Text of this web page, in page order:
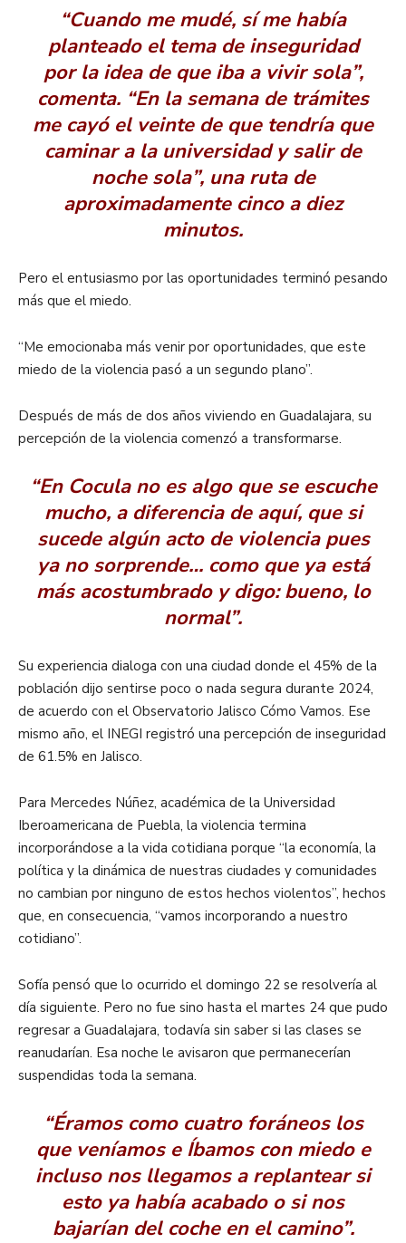
“Cuando me mudé, sí me había
planteado el tema de inseguridad
por la idea de que iba a vivir sola”,
comenta. “En la semana de trámites
me cayó el veinte de que tendría que
caminar a la universidad y salir de
noche sola”, una ruta de
aproximadamente cinco a diez
minutos.
Pero el entusiasmo por las oportunidades terminó pesando
más que el miedo.
“Me emocionaba más venir por oportunidades, que este
miedo de la violencia pasó a un segundo plano”.
Después de más de dos años viviendo en Guadalajara, su
percepción de la violencia comenzó a transformarse.
“En Cocula no es algo que se escuche
mucho, a diferencia de aquí, que si
sucede algún acto de violencia pues
ya no sorprende… como que ya está
más acostumbrado y digo: bueno, lo
normal”.
Su experiencia dialoga con una ciudad donde el 45% de la
población dijo sentirse poco o nada segura durante 2024,
de acuerdo con el Observatorio Jalisco Cómo Vamos. Ese
mismo año, el INEGI registró una percepción de inseguridad
de 61.5% en Jalisco.
Para Mercedes Núñez, académica de la Universidad
Iberoamericana de Puebla, la violencia termina
incorporándose a la vida cotidiana porque “la economía, la
política y la dinámica de nuestras ciudades y comunidades
no cambian por ninguno de estos hechos violentos”, hechos
que, en consecuencia, “vamos incorporando a nuestro
cotidiano”.
Sofía pensó que lo ocurrido el domingo 22 se resolvería al
día siguiente. Pero no fue sino hasta el martes 24 que pudo
regresar a Guadalajara, todavía sin saber si las clases se
reanudarían. Esa noche le avisaron que permanecerían
suspendidas toda la semana.
“Éramos como cuatro foráneos los
que veníamos e Íbamos con miedo e
incluso nos llegamos a replantear si
esto ya había acabado o si nos
bajarían del coche en el camino”.